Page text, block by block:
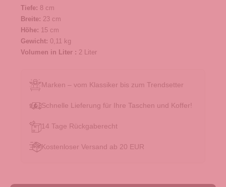
Tiefe: 8 cm
Breite: 23 cm
Höhe: 15 cm
Gewicht: 0,11 kg
Volumen in Liter : 2 Liter
Marken – vom Klassiker bis zum Trendsetter
Schnelle Lieferung für Ihre Taschen und Koffer!
14 Tage Rückgaberecht
Kostenloser Versand ab 20 EUR